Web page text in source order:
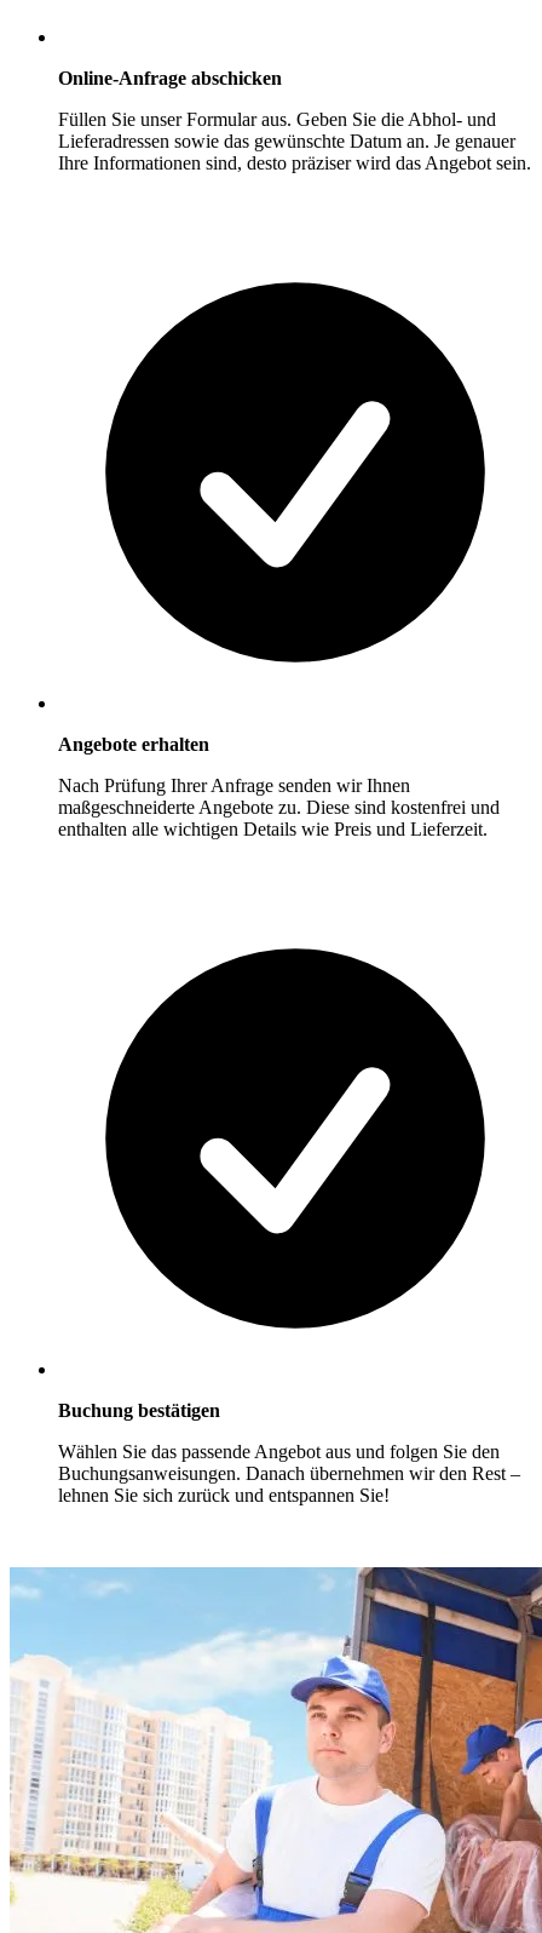
Online-Anfrage abschicken
Füllen Sie unser Formular aus. Geben Sie die Abhol- und
Lieferadressen sowie das gewünschte Datum an. Je genauer
Ihre Informationen sind, desto präziser wird das Angebot sein.
Angebote erhalten
Nach Prüfung Ihrer Anfrage senden wir Ihnen
maßgeschneiderte Angebote zu. Diese sind kostenfrei und
enthalten alle wichtigen Details wie Preis und Lieferzeit.
Buchung bestätigen
Wählen Sie das passende Angebot aus und folgen Sie den
Buchungsanweisungen. Danach übernehmen wir den Rest –
lehnen Sie sich zurück und entspannen Sie!